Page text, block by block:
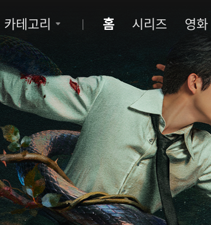
카테고리 홈 시리즈 영화